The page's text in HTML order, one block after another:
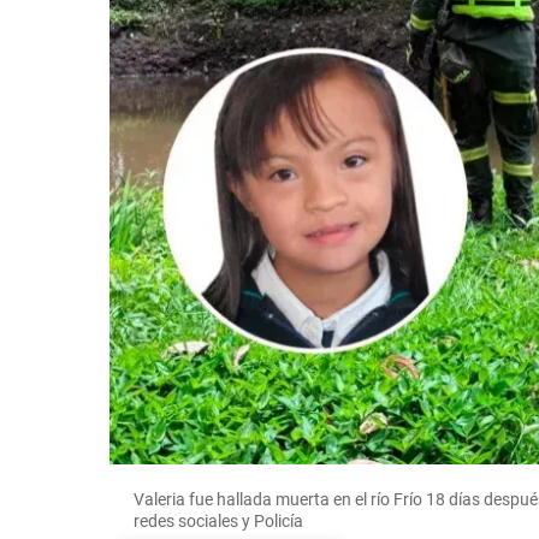
Valeria fue hallada muerta en el río Frío 18 días
redes sociales y Policía